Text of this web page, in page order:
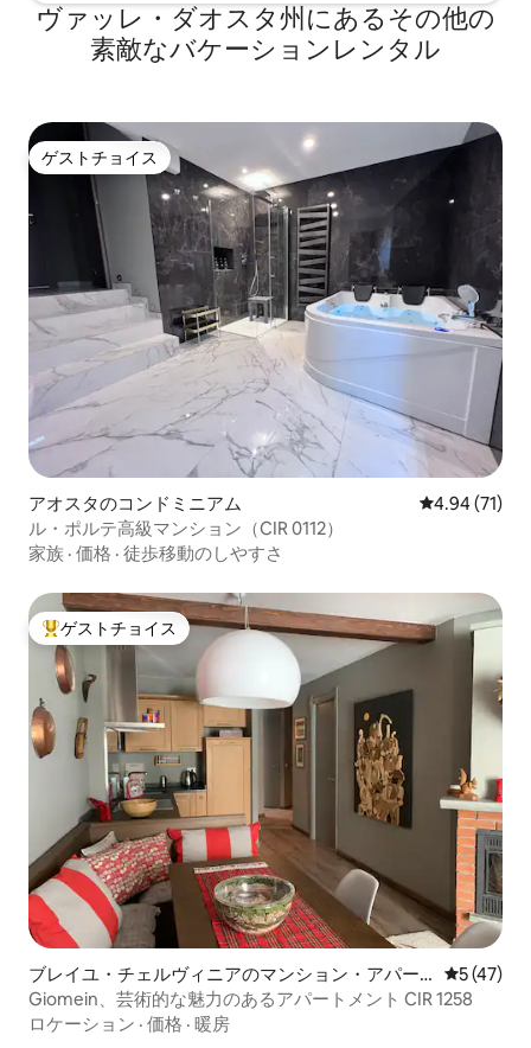
ヴァッレ・ダオスタ州にあるその他の
素敵なバケーションレンタル
ゲストチョイス
ゲストチョイス
アオスタのコンドミニアム レビュー71
4.94 (71)
ル・ポルテ高級マンション（CIR 0112）
家族 · 価格 · 徒歩移動のしやすさ
大好評のゲストチョイスです。
ゲストチョイス
ブレイユ・チェルヴィニアのマンション・アパー
ト
レビュー
5 (47)
Giomein、芸術的な魅力のあるアパートメント CIR 1258
ロケーション · 価格 · 暖房